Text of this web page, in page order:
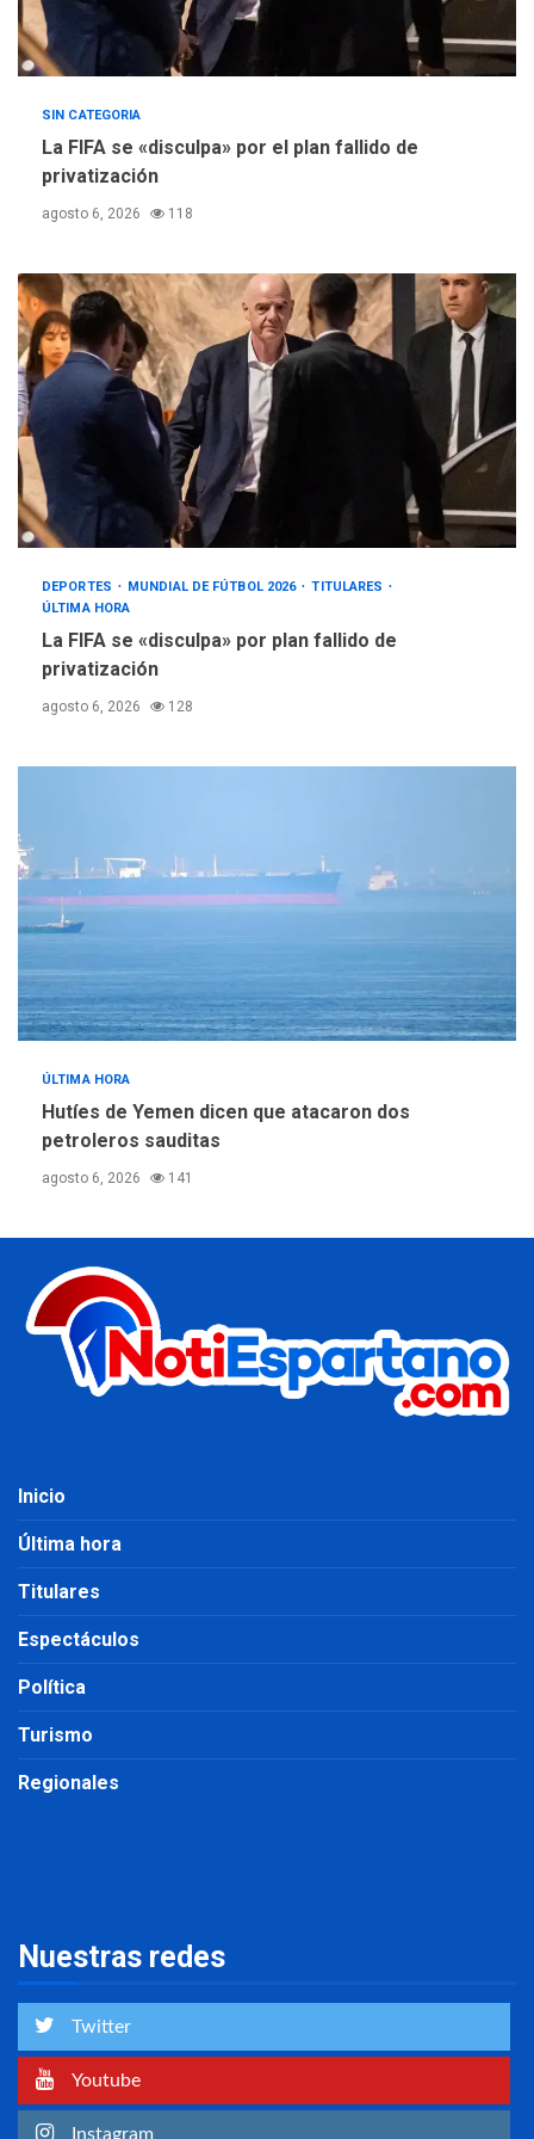
SIN CATEGORIA
La FIFA se «disculpa» por el plan fallido de
privatización
agosto 6, 2026 118
DEPORTES MUNDIAL DE FÚTBOL 2026
TITULARES
ÚLTIMA HORA
La FIFA se «disculpa» por plan fallido de
privatización
agosto 6, 2026 128
ÚLTIMA HORA
Hutíes de Yemen dicen que atacaron dos
petroleros sauditas
agosto 6, 2026 141
Inicio
Última hora
Titulares
Espectáculos
Política
Turismo
Regionales
Nuestras redes
Twitter
Youtube
Instagram